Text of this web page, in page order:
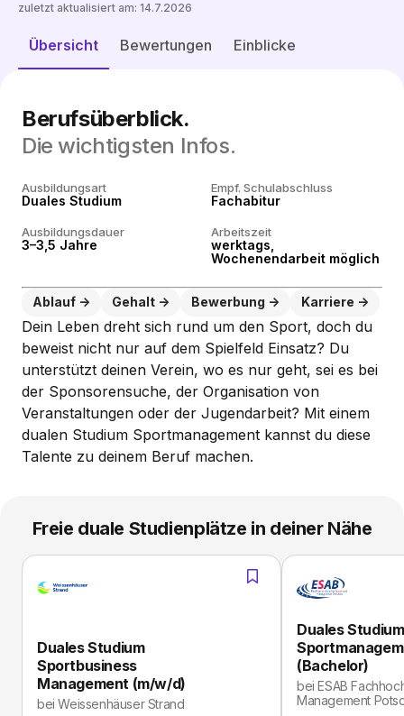
Übersicht Bewertungen Einblicke
zuletzt aktualisiert am: 14.7.2026
Freie Plätze entdecken
Berufsüberblick.
Die wichtigsten Infos.
Ausbildungsart
Duales Studium
Empf. Schulabschluss
Fachabitur
Ausbildungsdauer
3–3,5 Jahre
Arbeitszeit
werktags,
Wochenendarbeit möglich
Ablauf Gehalt Bewerbung Karriere
Dein Leben dreht sich rund um den Sport, doch du
beweist nicht nur auf dem Spielfeld Einsatz? Du
unterstützt deinen Verein, wo es nur geht, sei es bei
der Sponsorensuche, der Organisation von
Veranstaltungen oder der Jugendarbeit? Mit einem
dualen Studium Sportmanagement kannst du diese
Talente zu deinem Beruf machen.
Freie duale Studienplätze in deiner Nähe
Duales Studium
Sportbusiness
Management (m/w/d)
beiWeissenhäuser Strand
Duales Studium
(Bachelor)
beiESAB
Management